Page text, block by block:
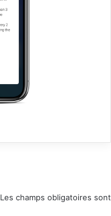
Les champs obligatoires sont